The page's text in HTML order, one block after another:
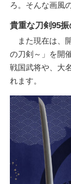
ろ。そんな画風
貴重な刀剣95
また現在は、
の刀剣～」を開
戦国武将や、大
れます。